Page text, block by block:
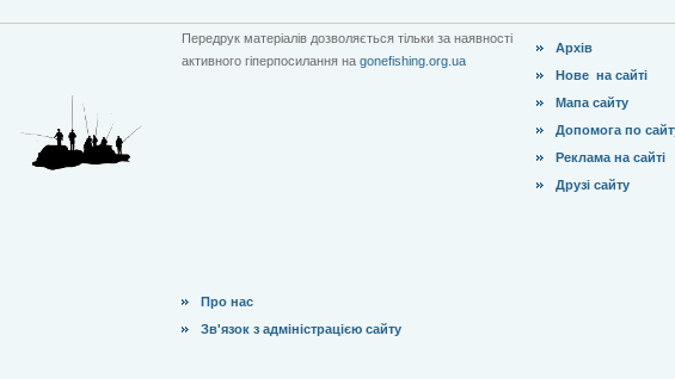
Передрук матеріалів дозволяється тільки за наявності
активного гіперпосилання на gonefishing.org.ua
Архів
Нове на сайті
Мапа сайту
Допомога по
Реклама на сайті
Друзі сайту
Про нас
Зв'язок з адміністрацією сайту